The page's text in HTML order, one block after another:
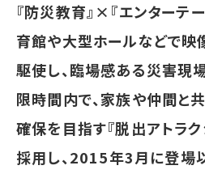
『防災教育』×『エンターテ
育館や大型ホールなどで映
駆使し、臨場感ある災害現
限時間内で、家族や仲間と
確保を目指す『脱出アトラ
採用し、2015年3月に登場